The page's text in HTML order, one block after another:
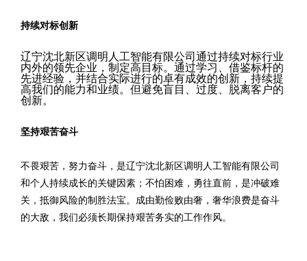
持续对标创新
辽宁沈北新区调明人工智能有限公司通过持续对标行业
内外的领先企业，制定高目标。通过学习、借鉴标杆的
先进经验，并结合实际进行的卓有成效的创新，持续提
高我们的能力和业绩。但避免盲目、过度、脱离客户的
创新。
坚持艰苦奋斗
不畏艰苦，努力奋斗，是辽宁沈北新区调明人工智能有限公司
和个人持续成长的关键因素；不怕困难，勇往直前，是冲破难
关，抵御风险的制胜法宝。成由勤俭败由奢，奢华浪费是奋斗
的大敌，我们必须长期保持艰苦务实的工作作风。